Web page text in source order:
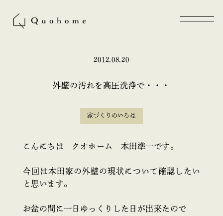
2012.08.20
外壁の汚れを高圧洗浄で・・・
家づくりのいろは
こんにちは クオホーム 本田準一です。
今回は本田家の外壁の現状について確認したい
と思います。
お盆の間に一日ゆっくりした日が出来たので